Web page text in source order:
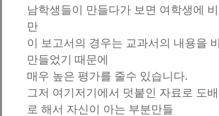
남학생들이 만들다가 보면 여학생에
만
이 보고서의 경우는 교과서의 내용을
만들었기 때문에
매우 높은 평가를 줄수 있습니다.
그저 여기저기에서 덧붙인 자료로 도
로 해서 자신이 아는 부분만들